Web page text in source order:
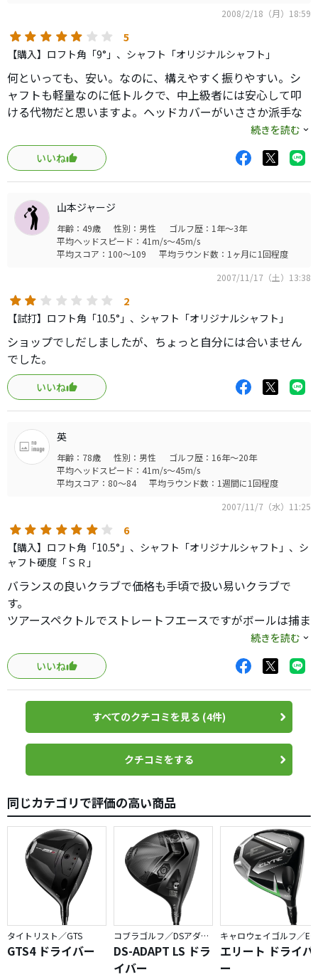
2008/2/18（月）18:59
5
【購入】ロフト角「9°」、シャフト「オリジナルシャフト」
何といっても、安い。なのに、構えやすく振りやすい。シ
ャフトも軽量なのに低トルクで、中上級者には安心して叩
ける代物だと思いますよ。ヘッドカバーがいささか派手な
続きを読む
いいね
山本ジャージ
年齢：49歳 性別：男性
ゴルフ歴：1年～3年
平均ヘッドスピード：41m/s～45m/s
平均スコア：100～109
平均ラウンド数：1ヶ月に1回程度
2007/11/17（土）13:38
2
【試打】ロフト角「10.5°」、シャフト「オリジナルシャフト」
ショップでしだしましたが、ちょっと自分には合いません
でした。
いいね
英
年齢：78歳 性別：男性
ゴルフ歴：16年～20年
平均ヘッドスピード：41m/s～45m/s
平均スコア：80～84
平均ラウンド数：1週間に1回程度
2007/11/7（水）11:25
6
【購入】ロフト角「10.5°」、シャフト「オリジナルシャフト」、シ
ャフト硬度「ＳＲ」
バランスの良いクラブで価格も手頃で扱い易いクラブで
す。
ツアースペクトルでストレートフエースですがボールは捕ま
シャフトは柔らか目でツアースペクトルはＳシャフトでも
よいかな・・・
続きを読む
いいね
すべてのクチコミを見る (4件)
クチコミをする
同じカテゴリで評価の高い商品
タイトリスト／GTS
GTS4 ドライバー
コブラゴルフ／DSアダプト
DS-ADAPT LS ドラ
イバー
エリート ドライバ
ー